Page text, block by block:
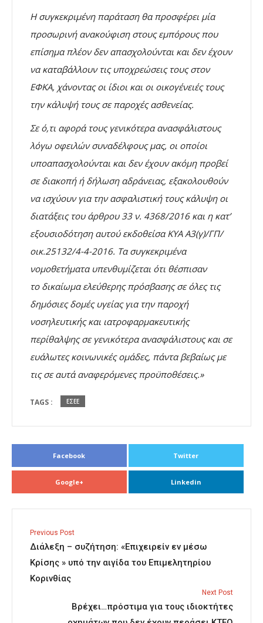
Η συγκεκριμένη παράταση θα προσφέρει μία
προσωρινή ανακούφιση στους εμπόρους που
επίσημα πλέον δεν απασχολούνται και δεν έχουν
να καταβάλλουν τις υποχρεώσεις τους στον
ΕΦΚΑ, χάνοντας οι ίδιοι και οι οικογένειές τους
την κάλυψή τους σε παροχές ασθενείας.
Σε ό,τι αφορά τους γενικότερα ανασφάλιστους
λόγω οφειλών συναδέλφους μας, οι οποίοι
υποαπασχολούνται και δεν έχουν ακόμη προβεί
σε διακοπή ή δήλωση αδράνειας, εξακολουθούν
να ισχύουν για την ασφαλιστική τους κάλυψη οι
διατάξεις του άρθρου 33 ν. 4368/2016 και η κατ’
εξουσιοδότηση αυτού εκδοθείσα ΚΥΑΑ3(γ)/ΓΠ/
οικ.25132/4-4-2016. Τα συγκεκριμένα
νομοθετήματα υπενθυμίζεται ότι θέσπισαν
το δικαίωμα ελεύθερης πρόσβασης σε όλες τις
δημόσιες δομές υγείας για την παροχή
νοσηλευτικής και ιατροφαρμακευτικής
περίθαλψης σε γενικότερα ανασφάλιστους και σε
ευάλωτες κοινωνικές ομάδες, πάντα βεβαίως με
τις σε αυτά αναφερόμενες προϋποθέσεις.»
TAGS : ΕΣΕΕ
Facebook Twitter
Google+ Linkedin
Previous Post
Διάλεξη – συζήτηση: «Επιχειρείν εν μέσω
Κρίσης » υπό την αιγίδα του Επιμελητηρίου
Κορινθίας
Next Post
Βρέχει…πρόστιμα για τους ιδιοκτήτες